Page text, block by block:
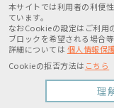
本サイトでは利用者の利便
ています。
なおCookieの設定はご利用
ブロックを希望される場合
詳細については 個人情報保
Cookieの拒否方法は こちら
理